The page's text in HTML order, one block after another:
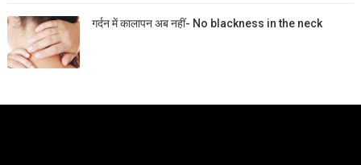
गर्दन में कालापन अब नहीं- No blackness in the neck